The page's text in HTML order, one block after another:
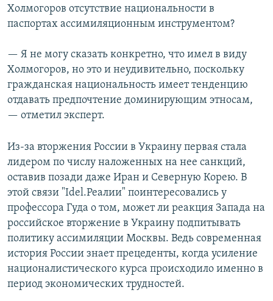
Холмогоров отсутствие национальности в
паспортах ассимиляционным инструментом?
— Я не могу сказать конкретно, что имел в виду
Холмогоров, но это и неудивительно, поскольку
гражданская национальность имеет тенденцию
отдавать предпочтение доминирующим этносам,
— отметил эксперт.
Из-за вторжения России в Украину первая стала
лидером по числу наложенных на нее санкций,
оставив позади даже Иран и Северную Корею. В
этой связи "Idel.Реалии" поинтересовались у
профессора Гуда о том, может ли реакция Запада на
российское вторжение в Украину подпитывать
политику ассимиляции Москвы. Ведь современная
история России знает прецеденты, когда усиление
националистического курса происходило именно в
период экономических трудностей.